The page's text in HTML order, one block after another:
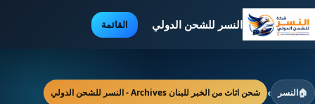
النسر للشحن الدولي القائمة
🏠النسر › شحن اثاث من الخبر للبنان Archives - النسر للشحن الدولي